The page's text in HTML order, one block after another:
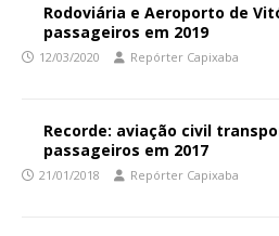
Rodoviária e Aeroporto de
passageiros em 2019
12/03/2020 Repórter Capixaba
Recorde: aviação civil
passageiros em 2017
21/01/2018 Repórter Capixaba